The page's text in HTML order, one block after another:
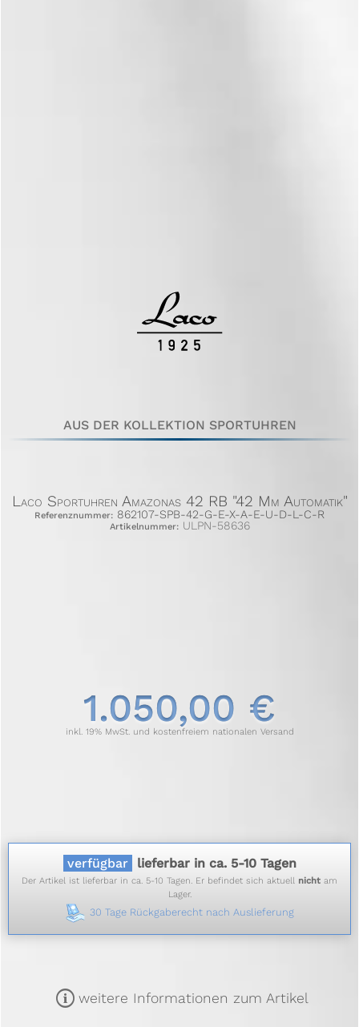
AUS DER KOLLEKTION SPORTUHREN
Laco Sportuhren Amazonas 42 RB "42 Mm Automatik"
Referenznummer: 862107-SPB-42-G-E-X-A-E-U-D-L-C-R
Artikelnummer:ULPN-58636
1.050,00 €
inkl. 19% MwSt. und kostenfreiem nationalen Versand
verfügbar lieferbar in ca. 5-10 Tagen
Der Artikel ist lieferbar in ca. 5-10 Tagen. Er befindet sich aktuell nicht am
Lager.
30 Tage Rückgaberecht nach Auslieferung
m weitere Informationen zum Artikel